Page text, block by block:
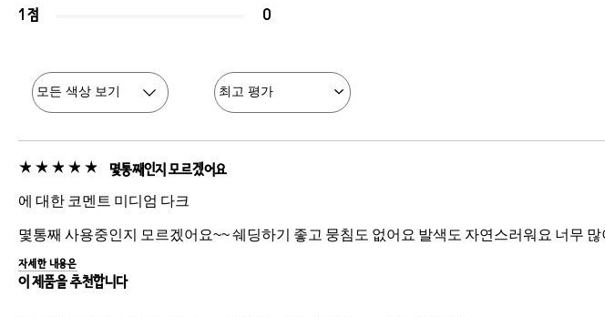
1 점 0
몇통째인지 모르겠어요
에 대한 코멘트 미디엄 다크
몇통째 사용중인지 모르겠어요~~ 쉐딩하기 좋고 뭉침도 없어요 발색도 자연스러워요 너무
자세한 내용은
이 제품을 추천합니다